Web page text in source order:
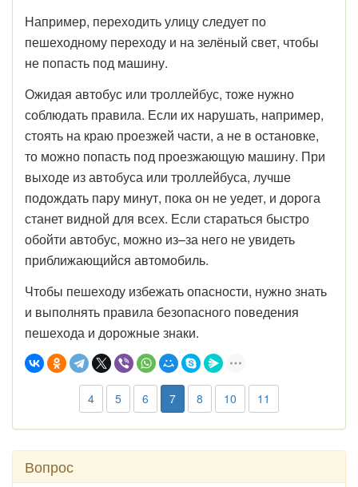
Например, переходить улицу следует по
пешеходному переходу и на зелёный свет, чтобы
не попасть под машину.
Ожидая автобус или троллейбус, тоже нужно
соблюдать правила. Если их нарушать, например,
стоять на краю проезжей части, а не в остановке,
то можно попасть под проезжающую машину. При
выходе из автобуса или троллейбуса, лучше
подождать пару минут, пока он не уедет, и дорога
станет видной для всех. Если стараться быстро
обойти автобус, можно из–за него не увидеть
приближающийся автомобиль.
Чтобы пешеходу избежать опасности, нужно знать
и выполнять правила безопасного поведения
пешехода и дорожные знаки.
4 5 6 7 8 10 11
Вопрос